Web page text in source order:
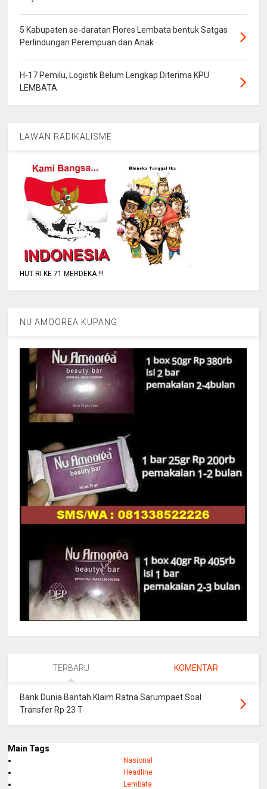
5 Kabupaten se-daratan Flores Lembata bentuk Satgas
Perlindungan Perempuan dan Anak
H-17 Pemilu, Logistik Belum Lengkap Diterima KPU
LEMBATA
LAWAN RADIKALISME
HUT RI KE 71 MERDEKA !!!
NU AMOOREA KUPANG
TERBARU KOMENTAR
Bank Dunia Bantah Klaim Ratna Sarumpaet Soal
Transfer Rp 23 T
Main Tags
Nasional
Headline
Lembata